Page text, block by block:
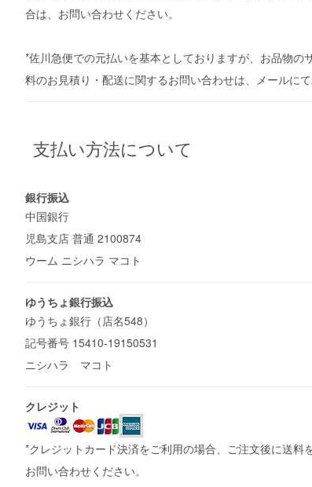
合は、お問い合わせください。
*佐川急便での元払いを基本としておりますが、お品物
料のお見積り・配送に関するお問い合わせは、メールに
支払い方法について
銀行振込
中国銀行
児島支店 普通 2100874
ウーム ニシハラ マコト
ゆうちょ銀行振込
ゆうちょ銀行（店名548）
記号番号 15410-19150531
ニシハラ マコト
クレジット
*クレジットカード決済をご利用の場合、ご注文後に送
お問い合わせください。